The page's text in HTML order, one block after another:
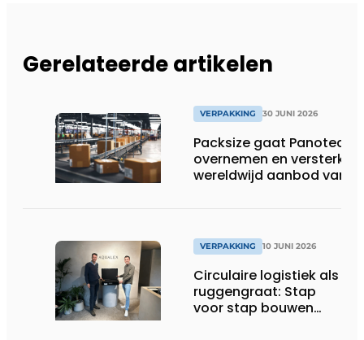
Gerelateerde artikelen
VERPAKKING 30 JUNI 2026
Packsize gaat Panotec
overnemen en versterkt
wereldwijd aanbod van
VERPAKKING 10 JUNI 2026
Circulaire logistiek als
ruggengraat: Stap
voor stap bouwen